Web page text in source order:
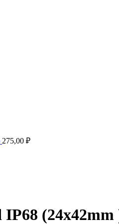
275,00 ₽
IP68 (24x42mm